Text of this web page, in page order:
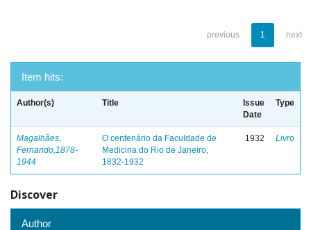
previous 1 next
Item hits:
Author(s) Title
Issue
Date
Type
Magalhães,
Fernando,1878-
1944
O centenário da Faculdade de
Medicina do Rio de Janeiro,
1832-1932
1932 Livro
Discover
Author